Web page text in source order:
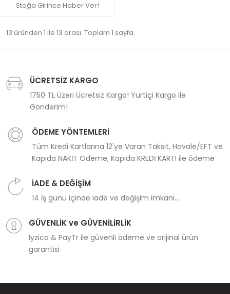
Stoğa Girince Haber Ver!
13 üründen 1 ile 13 arası. Toplam 1 sayfa.
ÜCRETSİZ KARGO
1750 TL Üzeri Ücretsiz Kargo! Yurtiçi Kargo ile
Gönderim!
ÖDEME YÖNTEMLERİ
Tüm Kredi Kartlarına 12'ye Varan Taksit, Havale/EFT ve
Kapıda NAKİT Ödeme, Kapıda KREDİ KARTI ile ödeme
İADE & DEĞİŞİM
14 İş günü içinde iade ve değişim imkanı...
GÜVENLİK ve GÜVENİLİRLİK
İyzico & PayTr ile güvenli ödeme ve orijinal ürün
garantisi